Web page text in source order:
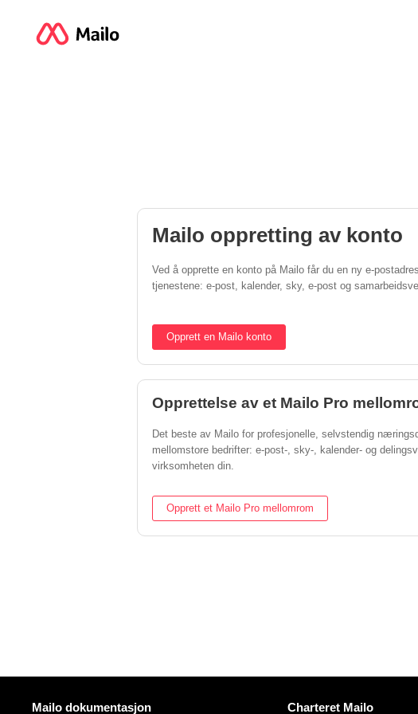
Mailo oppretting av konto
Ved å opprette en konto på Mailo får du en ny e-
tjenestene: e-post, kalender, sky, e-post og
Opprett en Mailo konto
Opprettelse av et Mailo Pro
Det beste av Mailo for profesjonelle, selvstendig
mellomstore bedrifter: e-post-, sky-, kalender- og
virksomheten din.
Opprett et Mailo Pro mellomrom
Mer informasjon
Mailo dokumentasjon Nyttige lenker
Charteret Mailo